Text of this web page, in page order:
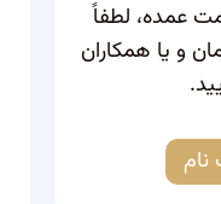
عمده، لطفاً
و یا همکاران